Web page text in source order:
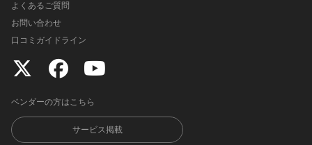
よくあるご質問
お問い合わせ
口コミガイドライン
ベンダーの方はこちら
サービス掲載